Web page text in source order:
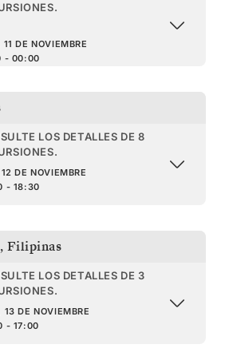
DE NOVIEMBRE
- 00:00
LOS DETALLES DE 8
DE NOVIEMBRE
- 18:30
, Filipinas
LOS DETALLES DE 3
13 DE NOVIEMBRE
- 17:00